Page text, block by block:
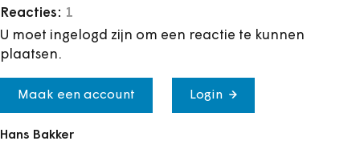
Reacties: 1
U moet ingelogd zijn om een reactie te kunnen
plaatsen.
Maak een account Login
Hans Bakker